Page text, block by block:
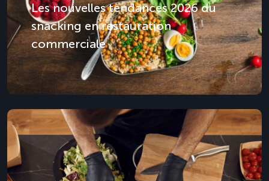
Les nouvelles tendances 2026 du
snacking en restauration
commerciale